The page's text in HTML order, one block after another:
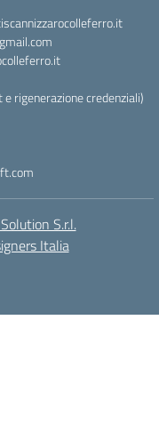
rigenerazione credenziali)
S.r.l.
Italia